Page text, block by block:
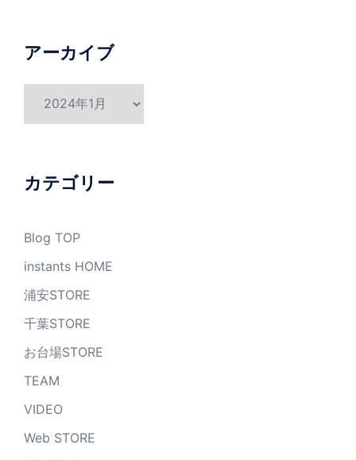
アーカイブ
ブ
カテゴリー
Blog TOP
instants HOME
浦安STORE
千葉STORE
お台場STORE
TEAM
VIDEO
Web STORE